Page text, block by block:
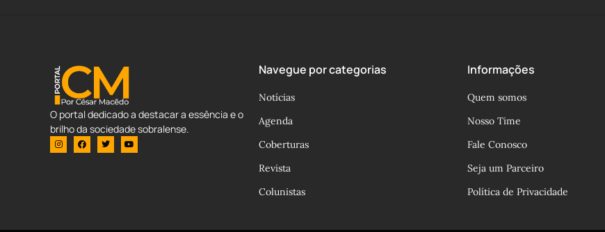
O portal dedicado a destacar a essência e o
brilho da sociedade sobralense.
Navegue por categorias
Notícias
Agenda
Coberturas
Revista
Colunistas
Informações
Quem somos
Nosso Time
Fale Conosco
Seja um Parceiro
Política de Privacidade